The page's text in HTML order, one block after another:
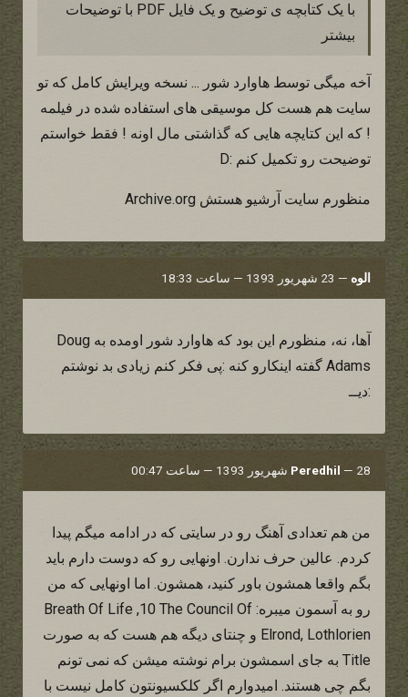
با یک کتابچه ی توضیح و یک فایل PDF با توضیحات
بیشتر
آخه میگی توسط هاوارد شور ... نسخه ویرایش کامل که تو
سایت هم هست کل موسیقی های استفاده شده در فیلمه
! که این کتایچه هایی که گذاشتی مال اونه ! فقط خواستم
توضیحت رو تکمیل کنم :D
منظورم سایت آرشیو هستش Archive.org
الوه — 23 شهریور 1393 — ساعت 18:33
آها، نه، منظورم این بود که هاوارد شور اومده به Doug
Adams گفته اینکارو کنه :پی فکر کنم زیادی بد نوشتم
:دیــ
Peredhil — 28 شهریور 1393 — ساعت 00:47
من هم تعدادى آهنگ رو در سايتى كه در ادامه ميگم پيدا
كردم. عالين حرف ندارن. اونهايى رو كه دوست دارم بايد
بگم واقعا همشون باور كنيد، همشون. اما اونهايى كه من
رو به آسمون ميبره: Breath Of Life ,10 The Council Of
Elrond, Lothlorien و چنتاى ديگه هم هست كه به صورت
Title به جاى اسمشون برام نوشته ميشن كه نمى تونم
بگم چى هستند. اميدوارم اگر كلكسيونتون كامل نيست با